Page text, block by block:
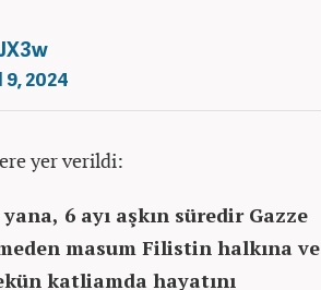
2024
yer verildi:
6 ayı aşkın süredir Gazze
masum Filistin halkına ve
katliamda hayatını